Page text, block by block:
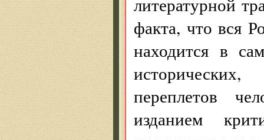
факта, что вся
находится в
переплетов
изданием